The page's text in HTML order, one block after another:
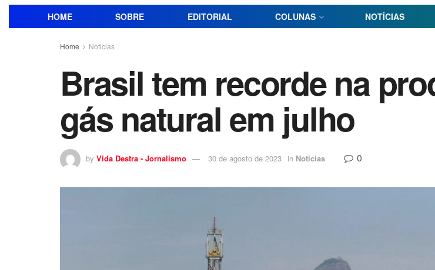
HOME SOBRE EDITORIAL COLUNAS NOTÍCIAS
Home Noticias
Brasil tem recorde na
gás natural em julho
by Vida Destra - Jornalismo 30 de agosto de 2023 in Noticias 0